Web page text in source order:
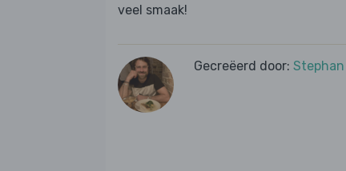
veel smaak!
Gecreëerd door: Stephan